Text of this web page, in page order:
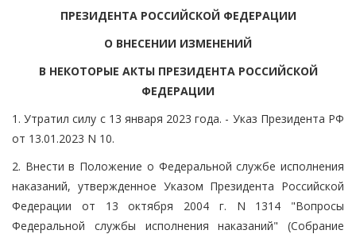
ПРЕЗИДЕНТА РОССИЙСКОЙ ФЕДЕРАЦИИ
О ВНЕСЕНИИ ИЗМЕНЕНИЙ
В НЕКОТОРЫЕ АКТЫ ПРЕЗИДЕНТА РОССИЙСКОЙ
ФЕДЕРАЦИИ
1. Утратил силу с 13 января 2023 года. - Указ Президента РФ
от 13.01.2023 N 10.
2. Внести в Положение о Федеральной службе исполнения
наказаний, утвержденное Указом Президента Российской
Федерации от 13 октября 2004 г. N 1314 "Вопросы
Федеральной службы исполнения наказаний" (Собрание